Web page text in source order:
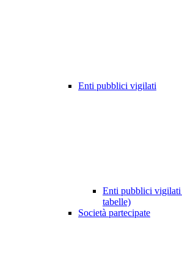
Enti pubblici vigilati
Enti pubblici vigilati
tabelle)
Società partecipate